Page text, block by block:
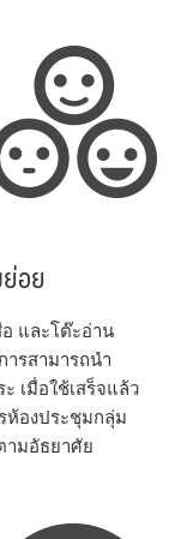
อย
และโต๊ะอ่าน
ารสามารถนำ
เมื่อใช้เสร็จแล้ว
ห้องประชุมกลุ่ม
ามอัธยาศัย